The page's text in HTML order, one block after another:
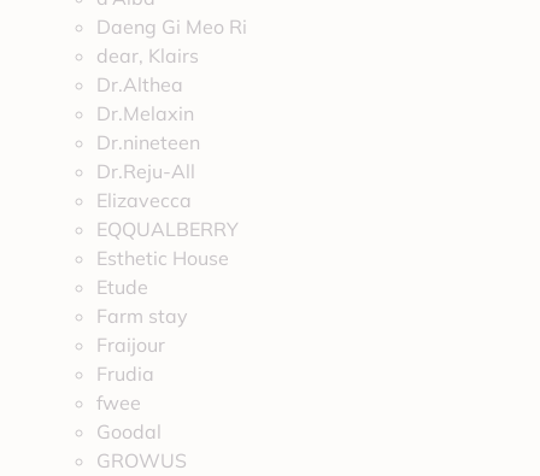
Daeng Gi Meo Ri
dear, Klairs
Dr.Althea
Dr.Melaxin
Dr.nineteen
Dr.Reju-All
Elizavecca
EQQUALBERRY
Esthetic House
Etude
Farm stay
Fraijour
Frudia
fwee
Goodal
GROWUS